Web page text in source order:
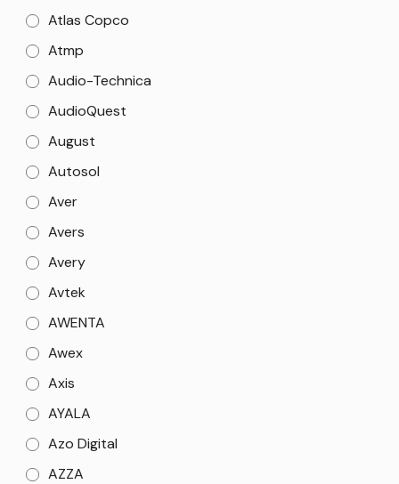
Atlas Copco
Atmp
Audio-Technica
AudioQuest
August
Autosol
Aver
Avers
Avery
Avtek
AWENTA
Awex
Axis
AYALA
Azo Digital
AZZA